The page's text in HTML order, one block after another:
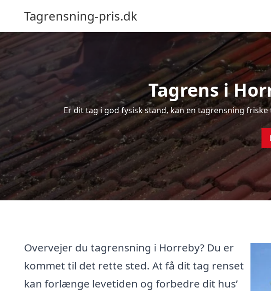
Tagrensning-pris.dk
Tagrens i
Er dit tag i god fysisk stand, kan en tagrensning
Overvejer du tagrensning i Horreby? Du er
kommet til det rette sted. At få dit tag renset
kan forlænge levetiden og forbedre dit hus’